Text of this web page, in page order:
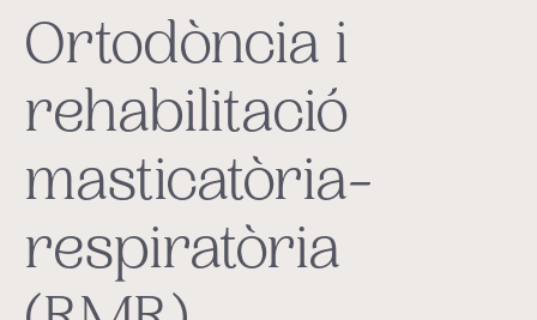
Ortodòncia i
rehabilitació
masticatòria-
respiratòria